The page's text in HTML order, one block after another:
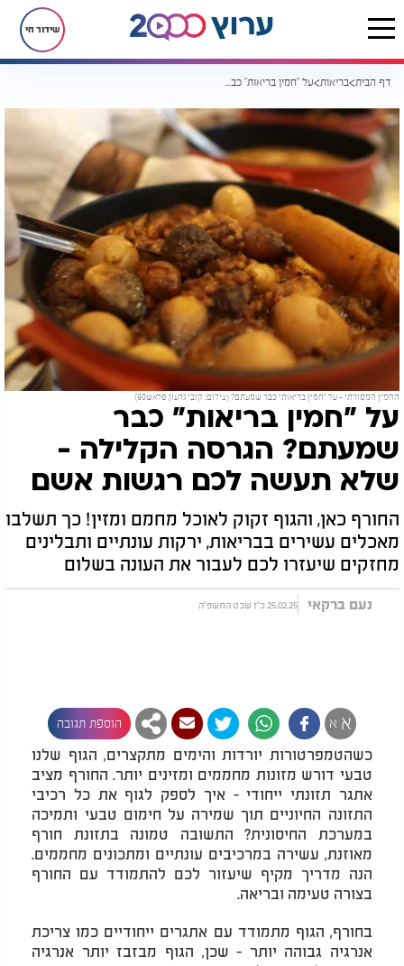
שידור חי
דף הבית בריאות על "חמין בריאות" כבר שמעתם? הגרסה הקלילה - שלא תעשה לכם רגשות אשם
החמין המסורתי – על "חמין בריאות" כבר שמעתם? (צילום: קובי גדעון, פלאש90)
על "חמין בריאות" כבר
שמעתם? הגרסה הקלילה -
שלא תעשה לכם רגשות אשם
החורף כאן, והגוף זקוק לאוכל מחמם ומזין! כך תשלבו
מאכלים עשירים בבריאות, ירקות עונתיים ותבלינים
מחזקים שיעזרו לכם לעבור את העונה בשלום
נעם ברקאי 25.02.25 כ"ז שבט התשפ"ה
א א הוספת תגובה
כשהטמפרטורות יורדות והימים מתקצרים, הגוף שלנו
טבעי דורש מזונות מחממים ומזינים יותר. החורף מציב
אתגר תזונתי ייחודי - איך לספק לגוף את כל רכיבי
התזונה החיוניים תוך שמירה על חימום טבעי ותמיכה
במערכת החיסונית? התשובה טמונה בתזונת חורף
מאוזנת, עשירה במרכיבים עונתיים ומתכונים מחממים.
הנה מדריך מקיף שיעזור לכם להתמודד עם החורף
בצורה טעימה ובריאה.
בחורף, הגוף מתמודד עם אתגרים ייחודיים כמו צריכת
אנרגיה גבוהה יותר - שכן, הגוף מבזבז יותר אנרגיה